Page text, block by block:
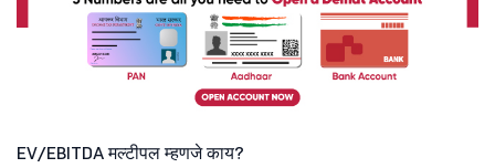
EV/EBITDA मल्टीपल म्हणजे काय?